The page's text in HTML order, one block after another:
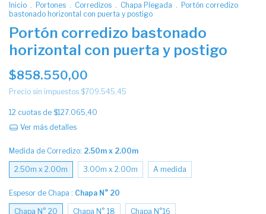
Inicio . Portones . Corredizos . Chapa Plegada . Portón corredizo
bastonado horizontal con puerta y postigo
Portón corredizo bastonado
horizontal con puerta y postigo
$858.550,00
Precio sin impuestos $709.545,45
12 cuotas de $127.065,40
Ver más detalles
Medida de Corredizo: 2.50m x 2.00m
2.50m x 2.00m 3.00m x 2.00m A medida
Espesor de Chapa : Chapa N° 20
Chapa N° 20 Chapa N° 18 Chapa N°16